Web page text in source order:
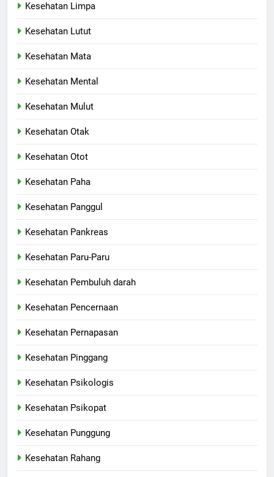
Kesehatan Limpa
Kesehatan Lutut
Kesehatan Mata
Kesehatan Mental
Kesehatan Mulut
Kesehatan Otak
Kesehatan Otot
Kesehatan Paha
Kesehatan Panggul
Kesehatan Pankreas
Kesehatan Paru-Paru
Kesehatan Pembuluh darah
Kesehatan Pencernaan
Kesehatan Pernapasan
Kesehatan Pinggang
Kesehatan Psikologis
Kesehatan Psikopat
Kesehatan Punggung
Kesehatan Rahang